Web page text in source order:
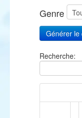
Genre
Recherche: